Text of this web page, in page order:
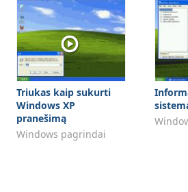
Triukas kaip sukurti
Windows XP
pranešimą
Windows pagrindai